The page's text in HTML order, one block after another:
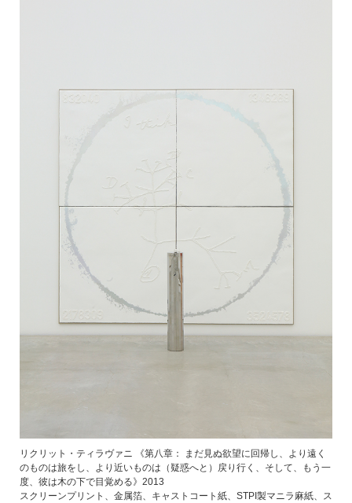
リクリット・ティラヴァニ 《第八章： まだ見ぬ欲望に回帰し、より遠く
のものは旅をし、より近いものは（疑惑へと）戻り行く、そして、もう一
度、彼は木の下で目覚める》2013
スクリーンプリント、金属箔、キャストコート紙、STPI製マニラ麻紙、ス